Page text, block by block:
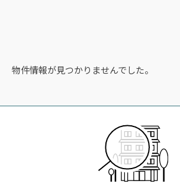
物件情報が見つかりませんでした。